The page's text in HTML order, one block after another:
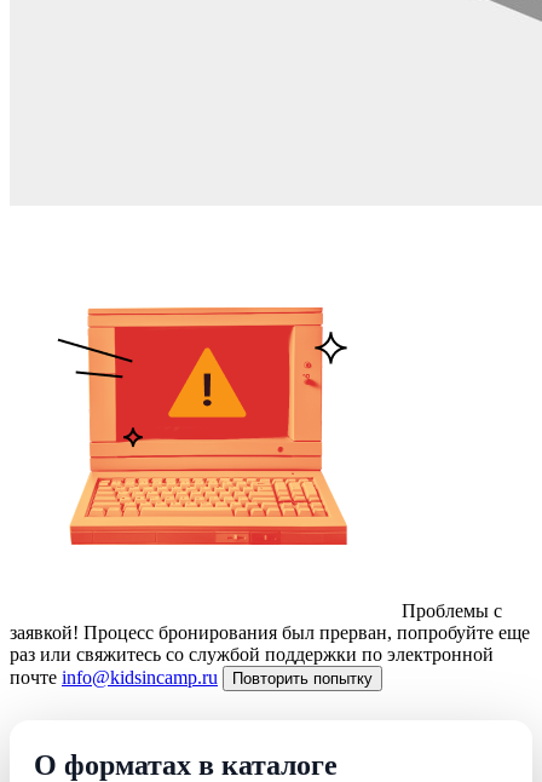
Проблемы с
заявкой! Процесс бронирования был прерван, попробуйте еще
раз или свяжитесь со службой поддержки по электронной
почте info@kidsincamp.ru Повторить попытку
О форматах в каталоге